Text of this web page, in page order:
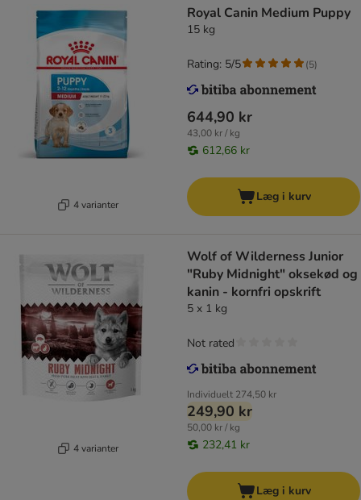
4 varianter
Royal Canin Medium Puppy
15 kg
644,90 kr
43,00 kr / kg
612,66 kr
Rating: 5/5 (5)
Læg i kurv
4 varianter
Wolf of Wilderness Junior
"Ruby Midnight" oksekød og
kanin - kornfri opskrift
5 x 1 kg
Individuelt 274,50 kr
249,90 kr
50,00 kr / kg
232,41 kr
Not rated
Læg i kurv